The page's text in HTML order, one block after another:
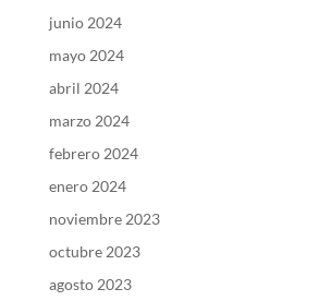
junio 2024
mayo 2024
abril 2024
marzo 2024
febrero 2024
enero 2024
noviembre 2023
octubre 2023
agosto 2023